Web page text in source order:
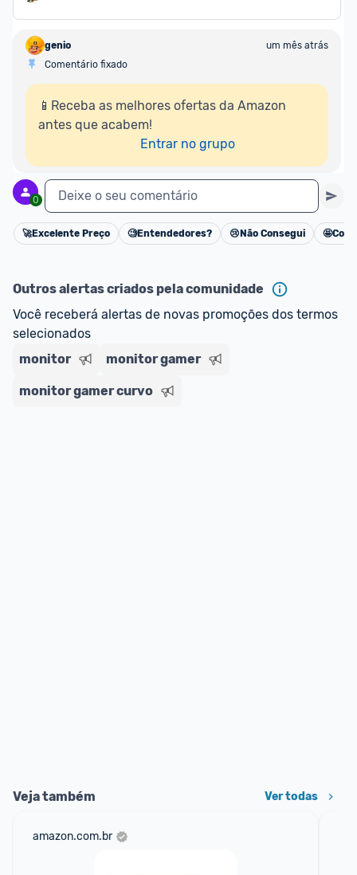
genio
um mês atrás
Comentário fixado
📱Receba as melhores ofertas da Amazon
antes que acabem!
Entrar no grupo
0 Deixe o seu comentário
Cancelar
🚀Excelente Preço 🧐Entendedores? 😢 Não Consegui 🤩
Outros alertas criados pela comunidade
Você receberá alertas de novas promoções dos termos
selecionados
monitor
monitor gamer
monitor gamer curvo
Veja também Ver todas
amazon.com.br